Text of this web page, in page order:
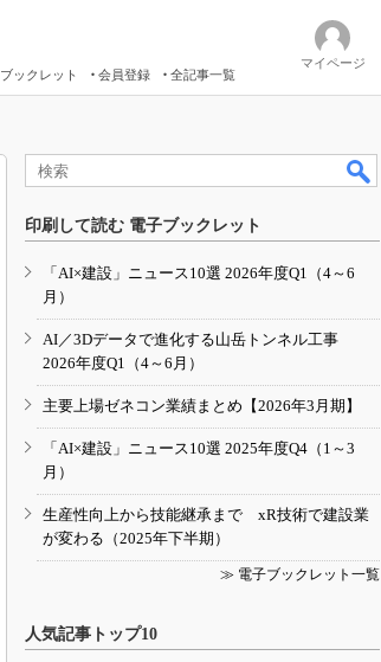
ブックレット 会員登録 全記事一覧
マイページ
印刷して読む 電子ブックレット
「AI×建設」ニュース10選 2026年度Q1（4～6
月）
AI／3Dデータで進化する山岳トンネル工事
2026年度Q1（4～6月）
主要上場ゼネコン業績まとめ【2026年3月期】
「AI×建設」ニュース10選 2025年度Q4（1～3
月）
生産性向上から技能継承まで xR技術で建設業
が変わる（2025年下半期）
≫ 電子ブックレット一覧
人気記事トップ10